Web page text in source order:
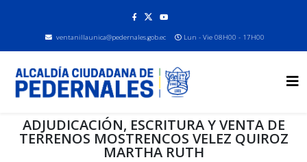
ventanillaunica@pedernales.gob.ec Lun - Vie 08H00 - 17H00
ADJUDICACIÓN, ESCRITURA Y VENTA DE
TERRENOS MOSTRENCOS VELEZ QUIROZ
MARTHA RUTH